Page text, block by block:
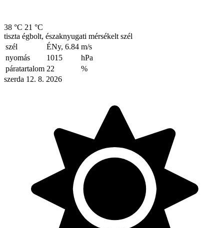
38 °C 21 °C
tiszta égbolt, északnyugati mérsékelt szél
szél
ÉNy, 6.84 m/s
nyomás
1015
hPa
páratartalom 22
%
szerda 12. 8. 2026